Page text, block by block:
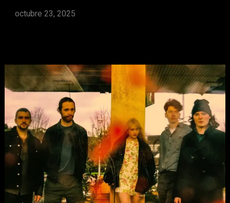
octubre 23, 2025